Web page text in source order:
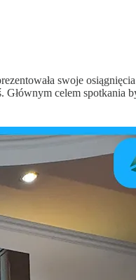
swoje
Głównym celem spotkania